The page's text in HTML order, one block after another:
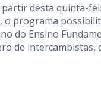
partir desta quinta-
o programa
do Ensino
de intercambistas,